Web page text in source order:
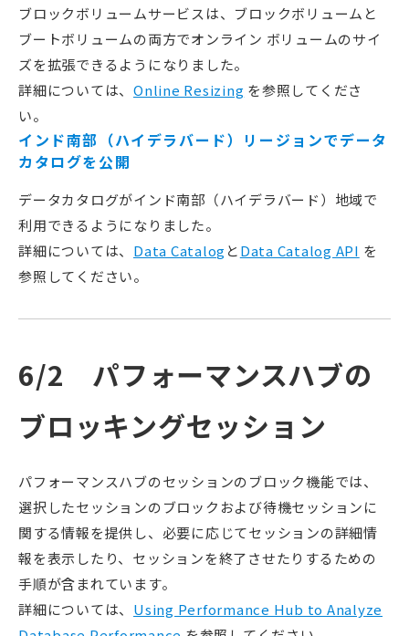
ブロックボリュームサービスは、ブロックボリュームと
ブートボリュームの両方でオンライン ボリュームのサイ
ズを拡張できるようになりました。
詳細については、 Online Resizing を参照してくださ
い。
インド南部（ハイデラバード）リージョンでデータ
カタログを公開
データカタログがインド南部（ハイデラバード）地域で
利用できるようになりました。
詳細については、 Data CatalogとData Catalog API を
参照してください。
6/2 パフォーマンスハブの
ブロッキングセッション
パフォーマンスハブのセッションのブロック機能では、
選択したセッションのブロックおよび待機セッションに
関する情報を提供し、必要に応じてセッションの詳細情
報を表示したり、セッションを終了させたりするための
手順が含まれています。
詳細については、 Using Performance Hub to Analyze